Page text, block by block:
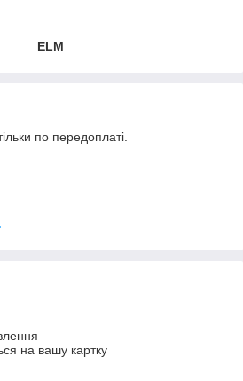
ELM
по передоплаті.
на вашу картку